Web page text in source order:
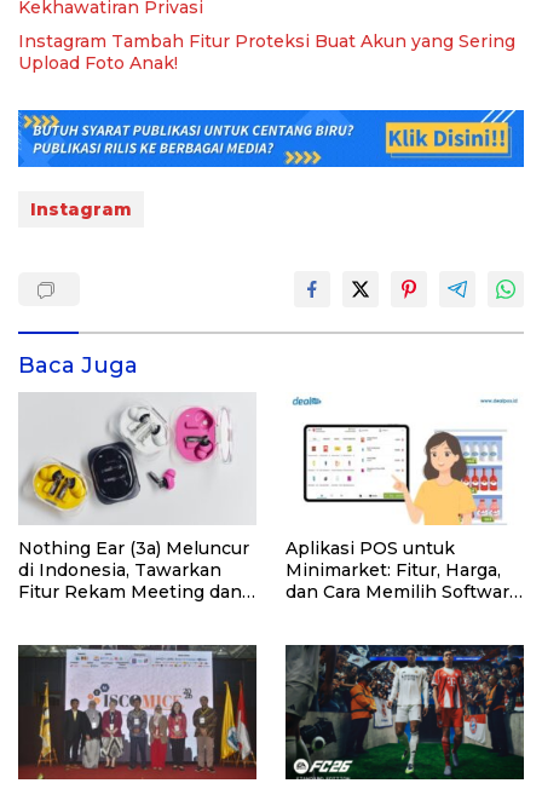
Kekhawatiran Privasi
Instagram Tambah Fitur Proteksi Buat Akun yang Sering
Upload Foto Anak!
Instagram
Baca Juga
Nothing Ear (3a) Meluncur
di Indonesia, Tawarkan
Fitur Rekam Meeting dan
Aplikasi POS untuk
Minimarket: Fitur, Harga,
dan Cara Memilih Software